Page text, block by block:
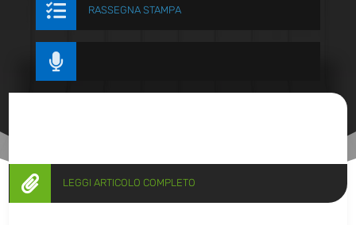
 RASSEGNA STAMPA

 LEGGI ARTICOLO COMPLETO